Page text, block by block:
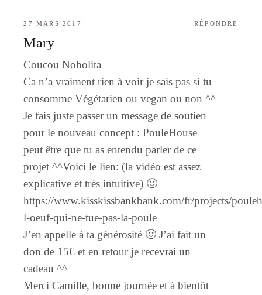
27 MARS 2017
Mary
Coucou Noholita
Ca n’a vraiment rien à voir je sais pas si tu
consomme Végétarien ou vegan ou non ^^
Je fais juste passer un message de soutien
pour le nouveau concept : PouleHouse
peut être que tu as entendu parler de ce
projet ^^Voici le lien: (la vidéo est assez
explicative et très intuitive) 🙂
https://www.kisskissbankbank.com/fr/projects/
l-oeuf-qui-ne-tue-pas-la-poule
J’en appelle à ta générosité 🙂 J’ai fait un
don de 15€ et en retour je recevrai un
cadeau ^^
Merci Camille, bonne journée et à bientôt
RÉPONDRE